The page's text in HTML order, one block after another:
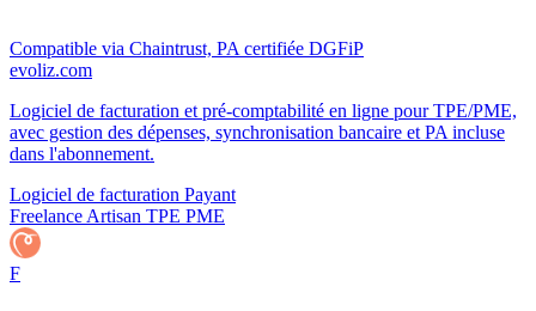
Compatible via Chaintrust, PA certifiée DGFiP
evoliz.com
Logiciel de facturation et pré-comptabilité en ligne pour TPE/PME,
avec gestion des dépenses, synchronisation bancaire et PA incluse
dans l'abonnement.
Logiciel de facturation Payant
Freelance Artisan TPE PME
F